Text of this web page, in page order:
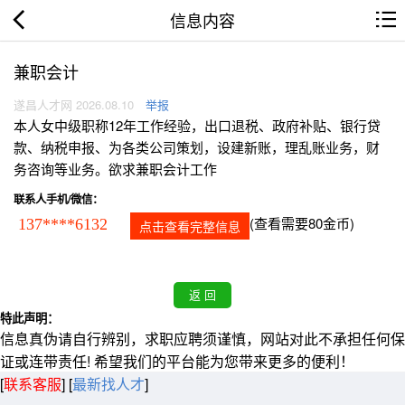
信息内容
兼职会计
遂昌人才网 2026.08.10 举报
本人女中级职称12年工作经验，出口退税、政府补贴、银行贷
款、纳税申报、为各类公司策划，设建新账，理乱账业务，财
务咨询等业务。欲求兼职会计工作
联系人手机/微信：
137****6132 点击查看完整信息 (查看需要80金币)
特此声明：
信息真伪请自行辨别，求职应聘须谨慎，网站对此不承担任何保
证或连带责任! 希望我们的平台能为您带来更多的便利！
[联系客服] [最新找人才]